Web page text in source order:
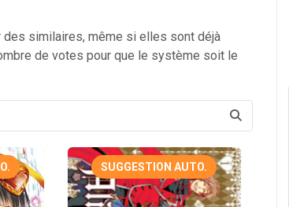
similaires, même si elles sont déjà
de votes pour que le système soit le
SUGGESTION AUTO.